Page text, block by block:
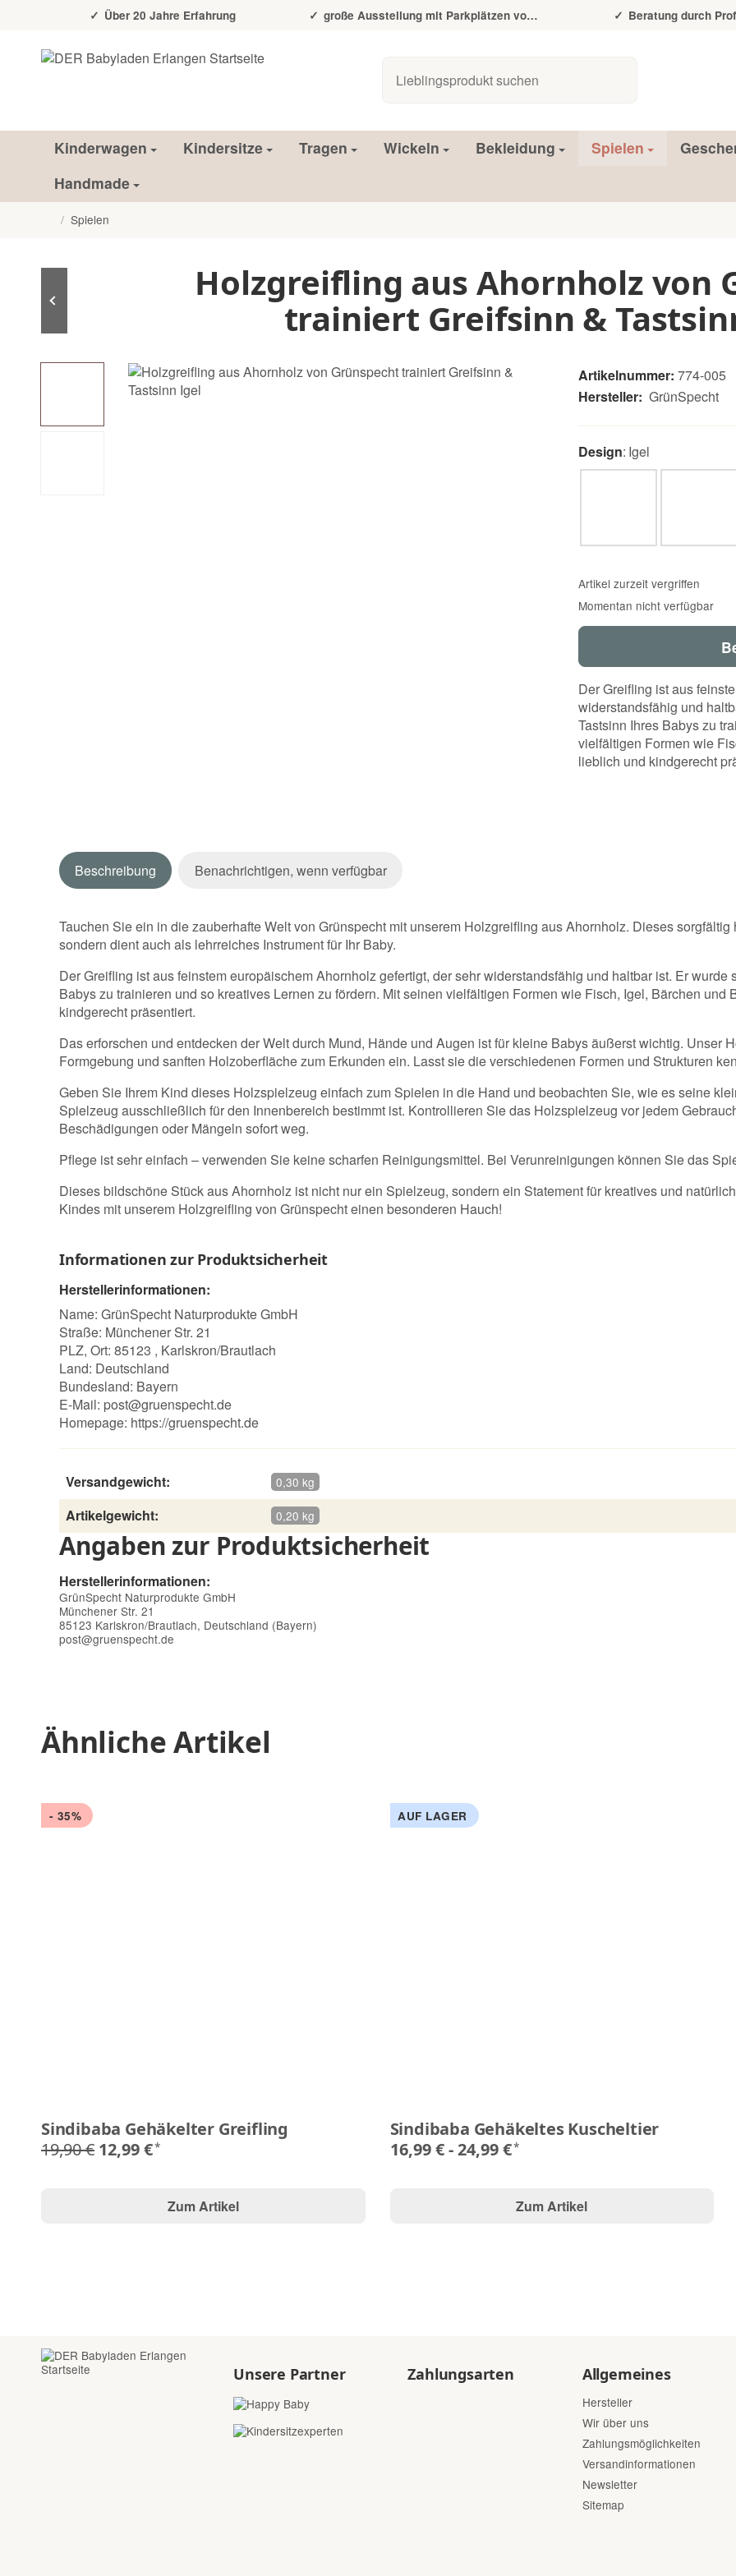
Über 20 Jahre Erfahrung große Ausstellung mit Parkplätzen vor der Tür Beratung durch
Kinderwagen Kindersitze Tragen Wickeln Bekleidung Spielen
Handmade
Startseite
/ Spielen
Holzgreifling aus Ahornholz von
trainiert Greifsinn &
Artikelnummer: 774-005
Hersteller: GrünSpecht
Design Igel
Fisch
Bär
Artikel zurzeit vergriffen
Momentan nicht verfügbar
Der Greifling ist aus
widerstandsfähig und
Tastsinn Ihres Babys zu
vielfältigen Formen wie
lieblich und kindgerecht
Beschreibung Benachrichtigen, wenn verfügbar
Tauchen Sie ein in die zauberhafte Welt von Grünspecht mit unserem Holzgreifling aus Ahornholz. Dieses
sondern dient auch als lehrreiches Instrument für Ihr Baby.
Der Greifling ist aus feinstem europäischem Ahornholz gefertigt, der sehr widerstandsfähig und haltbar ist. Er
Babys zu trainieren und so kreatives Lernen zu fördern. Mit seinen vielfältigen Formen wie Fisch, Igel, Bärchen
kindgerecht präsentiert.
Das erforschen und entdecken der Welt durch Mund, Hände und Augen ist für kleine Babys äußerst wichtig. Unser
Formgebung und sanften Holzoberfläche zum Erkunden ein. Lasst sie die verschiedenen Formen und Strukturen
Geben Sie Ihrem Kind dieses Holzspielzeug einfach zum Spielen in die Hand und beobachten Sie, wie es seine
Spielzeug ausschließlich für den Innenbereich bestimmt ist. Kontrollieren Sie das Holzspielzeug vor jedem
Beschädigungen oder Mängeln sofort weg.
Pflege ist sehr einfach – verwenden Sie keine scharfen Reinigungsmittel. Bei Verunreinigungen können Sie das
Dieses bildschöne Stück aus Ahornholz ist nicht nur ein Spielzeug, sondern ein Statement für kreatives und
Kindes mit unserem Holzgreifling von Grünspecht einen besonderen Hauch!
Informationen zur Produktsicherheit
Herstellerinformationen:
Name: GrünSpecht Naturprodukte GmbH
Straße: Münchener Str. 21
PLZ, Ort: 85123 , Karlskron/Brautlach
Land: Deutschland
Bundesland: Bayern
E-Mail: post@gruenspecht.de
Homepage: https://gruenspecht.de
Versandgewicht: 0,30 kg
Artikelgewicht: 0,20 kg
Angaben zur Produktsicherheit
Herstellerinformationen:
GrünSpecht Naturprodukte GmbH
Münchener Str. 21
85123 Karlskron/Brautlach, Deutschland (Bayern)
post@gruenspecht.de
Ähnliche Artikel
- 35%
Sindibaba Gehäkelter Greifling
19,90 € 12,99 €*
Zum Artikel
AUF LAGER
Sindibaba Gehäkeltes Kuscheltier
16,99 € -24,99 €*
Zum Artikel
Unsere Partner Zahlungsarten Allgemeines
Hersteller
Wir über uns
Zahlungsmöglichkeiten
Versandinformationen
Newsletter
Sitemap